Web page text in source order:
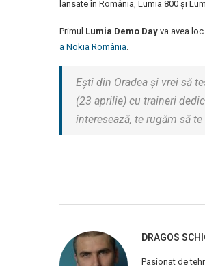
lansate în România, Lumia 800 și
Primul Lumia Demo Day va avea
a Nokia România.
Ești din Oradea și vrei să
(23 aprilie) cu traineri
interesează, te rugăm să
DRAGOS
Pasionat de